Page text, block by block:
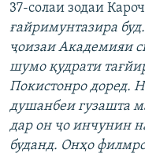
37-солаи зодаи
ғайримунтазира
ҷоизаи Академияи
шумо қудрати
Покистонро доред.
душанбеи гузашта
дар он ҷо инчунин
буданд. Онҳо